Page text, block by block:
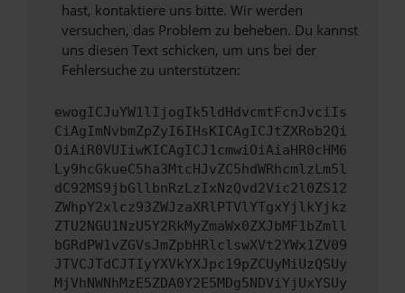
hast, kontaktiere uns bitte. Wir werden
versuchen, das Problem zu beheben. Du kannst
uns diesen Text schicken, um uns bei der
Fehlersuche zu unterstützen:
ewogICJuYW1lIjogIk5ldHdvcmtFcnJvciIs
CiAgImNvbmZpZyI6IHsKICAgICJtZXRob2Qi
OiAiR0VUIiwKICAgICJ1cmwiOiAiaHR0cHM6
Ly9hcGkueC5ha3MtcHJvZC5hdWRhcmlzLm5l
dC92MS9jbGllbnRzLzIxNzQvd2Vic2l0ZS12
ZWhpY2xlcz93ZWJzaXRlPTVlYTgxYjlkYjkz
ZTU2NGU1NzU5Y2RkMyZmaWx0ZXJbMF1bZmll
bGRdPW1vZGVsJmZpbHRlclswXVt2YWx1ZV09
JTVCJTdCJTIyYXVkYXJpc19pZCUyMiUzQSUy
MjVhNWNhMzE5ZDA0Y2E5MDg5NDViYjUxYSUy